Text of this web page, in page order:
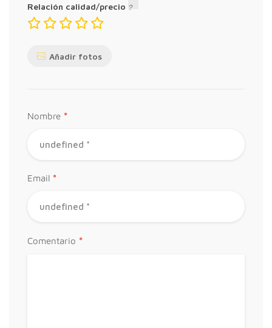
Relación calidad/precio
Añadir fotos
Nombre *
Email *
Comentario *